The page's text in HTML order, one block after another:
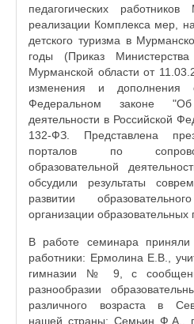
педагогических
реализации Комплекса мер,
детского туризма в
годы (Приказ
Мурманской области от
изменения и
Федеральном законе "Об
деятельности в Российской
132-ФЗ. Представлена
порталов по
образовательной
обсудили результаты
развитии
организации образовательных
В работе семинара приняли
работники: Ермолина Е.В.,
гимназии № 9, с
разнообразии
различного возраста в
нашей страны; Семьин Ф.А.,